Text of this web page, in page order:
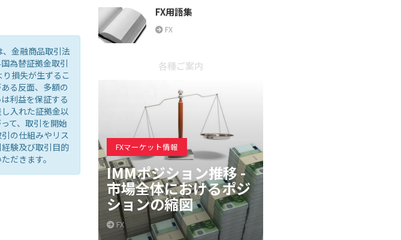
金融商品取引法
為替証拠金取引
り損失が生ずるこ
る反面、多額の
利益を保証する
入れた証拠金以
て、取引を開始
の仕組みやリス
験及び取引目的
だきます。
FX用語集
FX
各種ご案内
FXマーケット情報
IMMポジション推移 -
市場全体におけるポジ
ションの縮図
FX